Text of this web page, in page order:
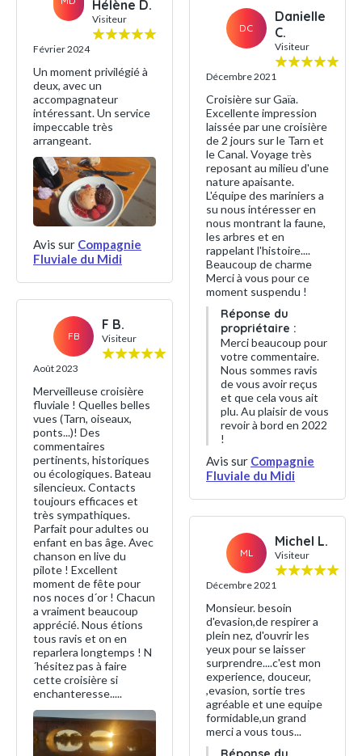
Hélène D.
Visiteur
Février 2024
Un moment privilégié à
deux, avec un
accompagnateur
intéressant. Un service
impeccable très
arrangeant.
Avis sur Compagnie
Fluviale du Midi
FB
F B.
Visiteur
Août 2023
Merveilleuse croisière
fluviale ! Quelles belles
vues (Tarn, oiseaux,
ponts...)! Des
commentaires
pertinents, historiques
ou écologiques. Bateau
silencieux. Contacts
toujours efficaces et
très sympathiques.
Parfait pour adultes ou
enfant en bas âge. Avec
chanson en live du
pilote ! Excellent
moment de fête pour
nos noces d´or ! Chacun
a vraiment beaucoup
apprécié. Nous étions
tous ravis et on en
reparlera longtemps ! N
´hésitez pas à faire
cette croisière si
enchanteresse.....
DC
Danielle
C.
Visiteur
Décembre 2021
Croisière sur Gaïa.
Excellente impression
laissée par une croisière
de 2 jours sur le Tarn et
le Canal. Voyage très
reposant au milieu d'une
nature apaisante.
L'équipe des mariniers a
su nous intéresser en
nous montrant la faune,
les arbres et en
rappelant l'histoire....
Beaucoup de charme
Merci à vous pour ce
moment suspendu !
Réponse du
propriétaire :
Merci beaucoup pour
votre commentaire.
Nous sommes ravis
de vous avoir reçus
et que cela vous ait
plu. Au plaisir de vous
revoir à bord en 2022
!
Avis sur Compagnie
Fluviale du Midi
ML
Michel L.
Visiteur
Décembre 2021
Monsieur. besoin
d'evasion,de respirer a
plein nez, d'ouvrir les
yeux pour se laisser
surprendre....c'est mon
experience, douceur,
,evasion, sortie tres
agréable et une equipe
formidable,un grand
merci a vous tous...